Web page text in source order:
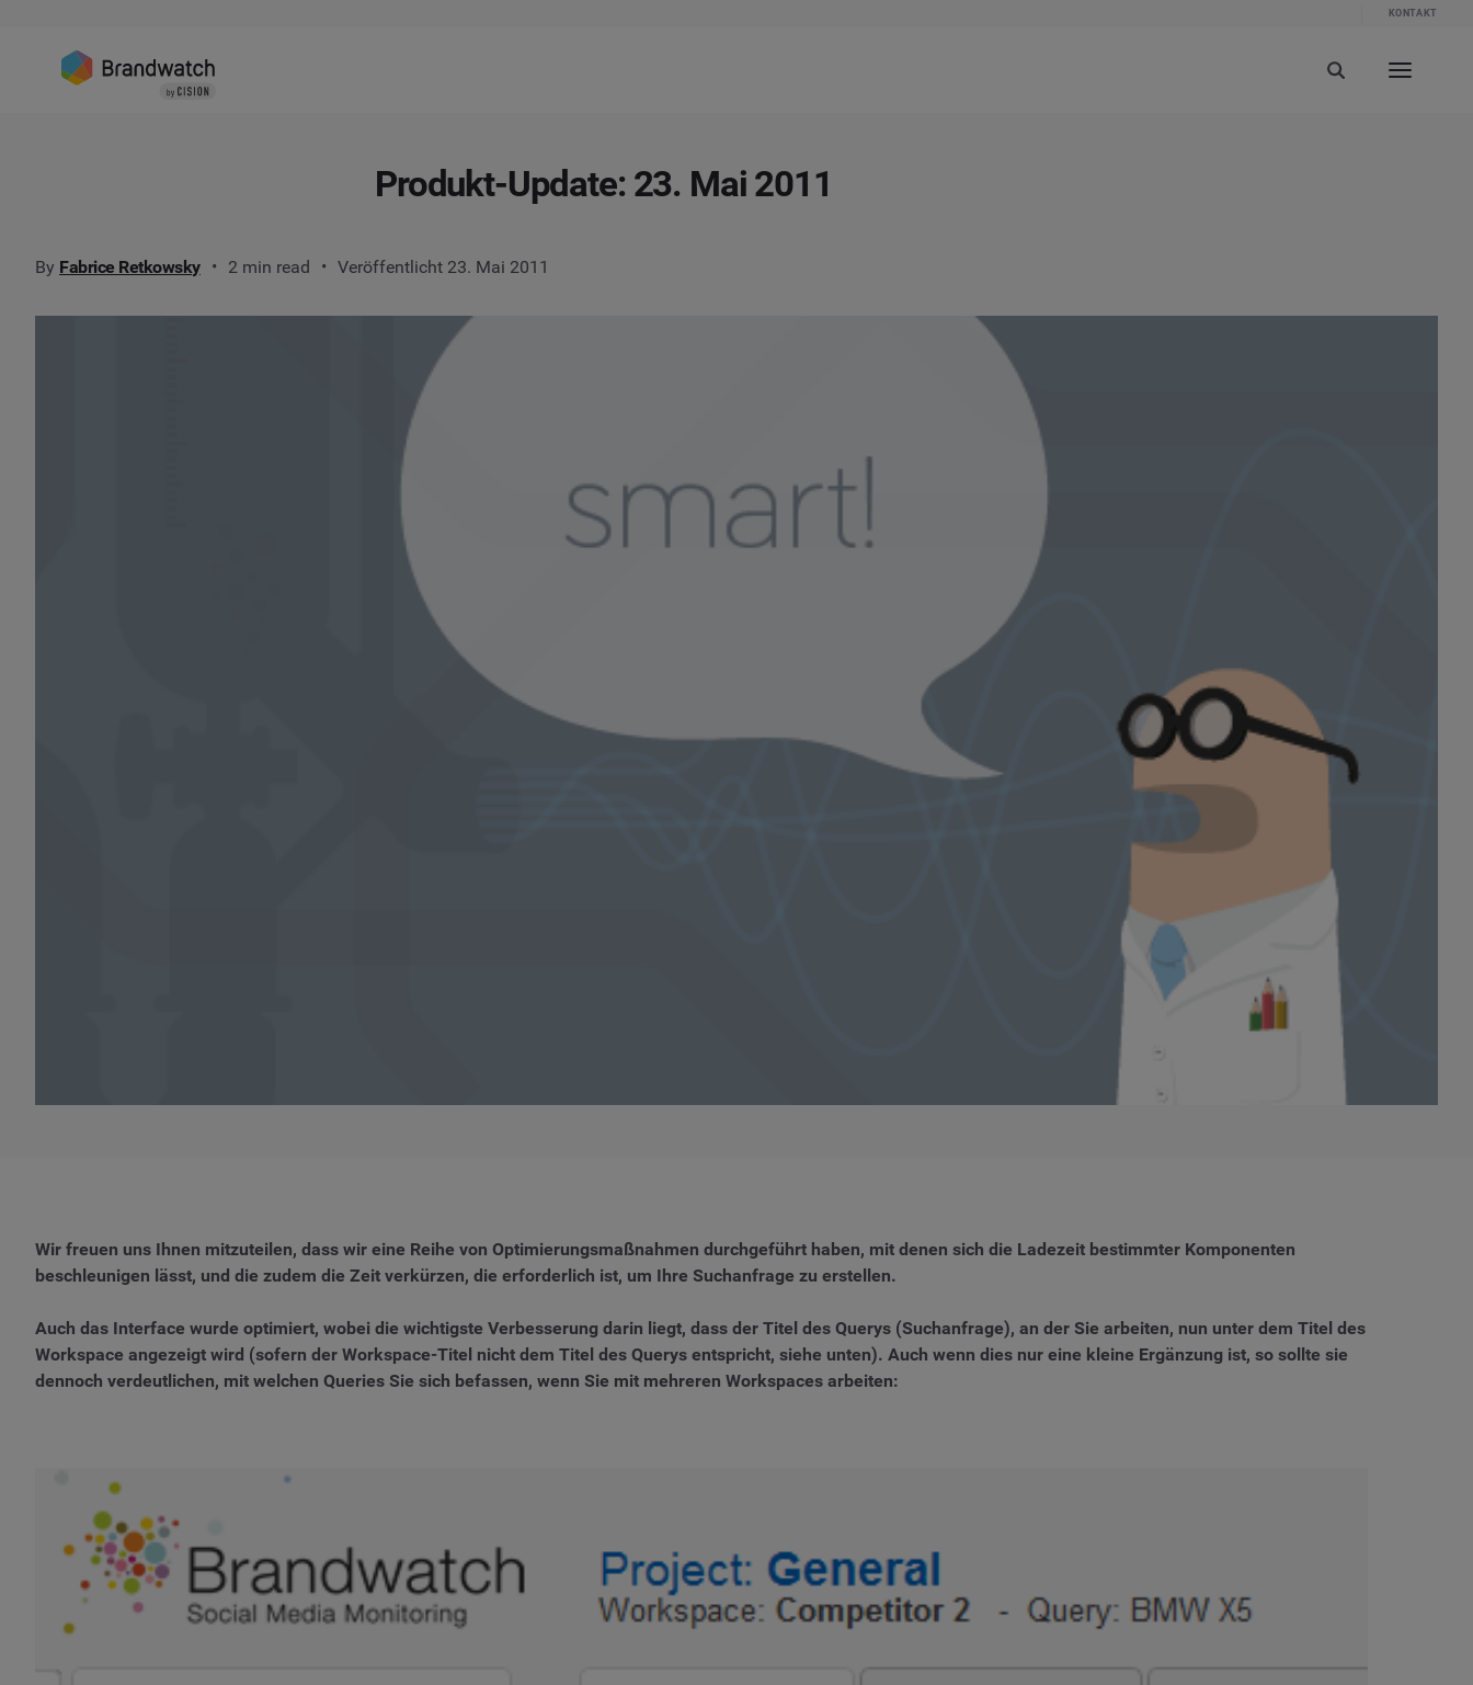
KONTAKT
Produkt-Update: 23. Mai 2011
By Fabrice Retkowsky 2 min read Veröffentlicht 23. Mai 2011
Wir freuen uns Ihnen mitzuteilen, dass wir eine Reihe von Optimierungsmaßnahmen durchgeführt haben, mit denen sich die Ladezeit bestimmter Komponenten
beschleunigen lässt, und die zudem die Zeit verkürzen, die erforderlich ist, um Ihre Suchanfrage zu erstellen.
Auch das Interface wurde optimiert, wobei die wichtigste Verbesserung darin liegt, dass der Titel des Querys (Suchanfrage), an der Sie arbeiten, nun unter dem Titel des
Workspace angezeigt wird (sofern der Workspace-Titel nicht dem Titel des Querys entspricht, siehe unten). Auch wenn dies nur eine kleine Ergänzung ist, so sollte sie
dennoch verdeutlichen, mit welchen Queries Sie sich befassen, wenn Sie mit mehreren Workspaces arbeiten: